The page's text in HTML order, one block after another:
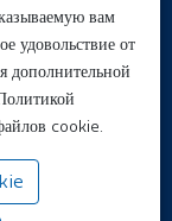
Hengshui City,
вам
удовольствие от
дополнительной
cookie.